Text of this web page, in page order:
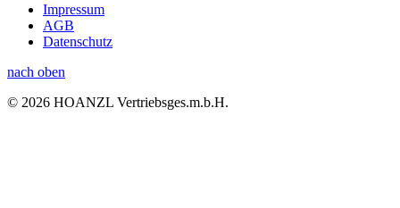
Impressum
AGB
Datenschutz
nach oben
© 2026 HOANZL Vertriebsges.m.b.H.